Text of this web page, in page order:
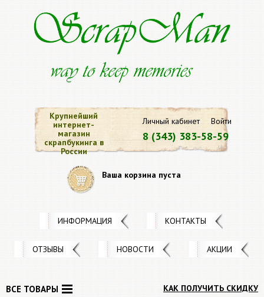
Личный кабинет Войти
8 (343) 383-58-59
Крупнейший
интернет-
магазин
скрапбукинга в
России
Ваша корзина пуста
ИНФОРМАЦИЯ КОНТАКТЫ
ОТЗЫВЫ НОВОСТИ АКЦИИ
КАК ПОЛУЧИТЬ СКИДКУ
ВСЕ ТОВАРЫ